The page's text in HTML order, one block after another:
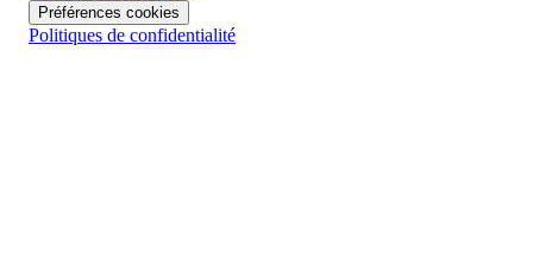
Préférences cookies
Politiques de confidentialité